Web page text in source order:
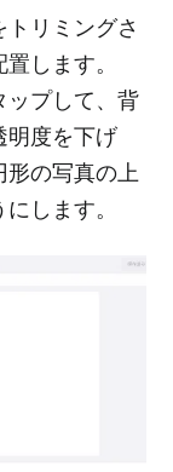
リミングさ
します。
ップして、背
明度を下げ
形の写真の上
します。